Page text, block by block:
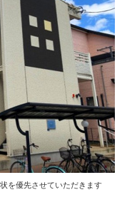
を優先させていただきます